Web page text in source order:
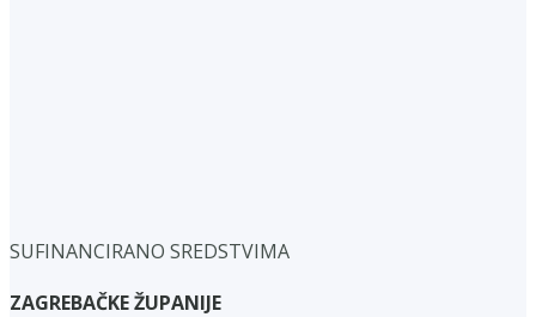
SUFINANCIRANO SREDSTVIMA
ZAGREBAČKE ŽUPANIJE